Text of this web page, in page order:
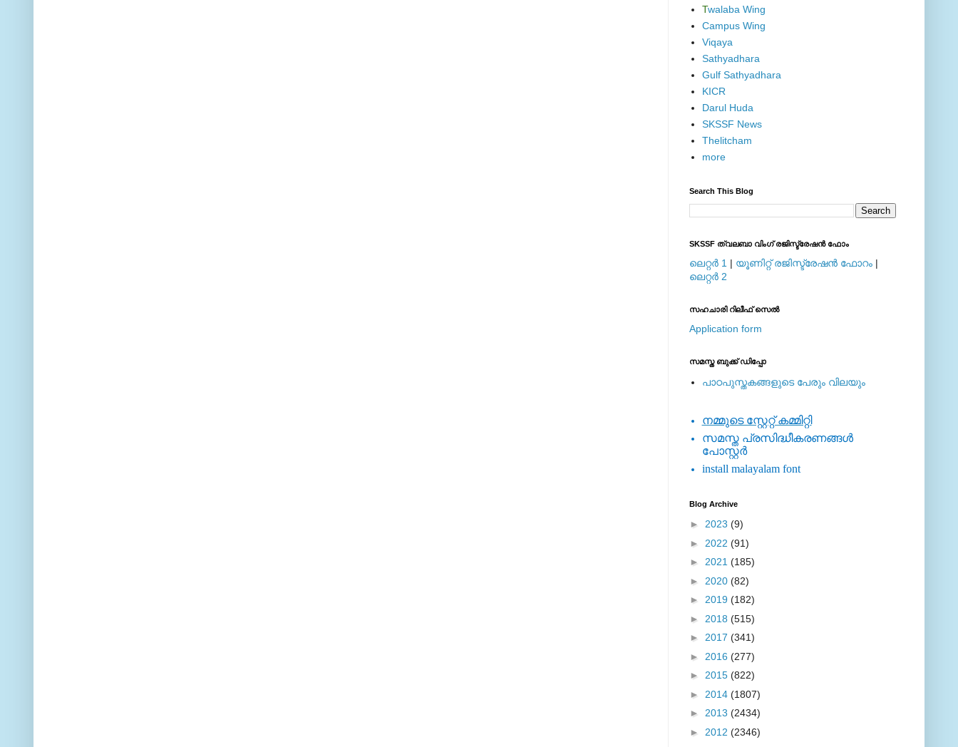
Twalaba Wing
Campus Wing
Viqaya
Sathyadhara
Gulf Sathyadhara
KICR
Darul Huda
SKSSF News
Thelitcham
more
Search This Blog
SKSSF ത്വലബാ വിംഗ് രജിസ്ട്രേഷന്‍ ഫോം
ലെറ്റര്‍ 1 | യൂണിറ്റ് രജിസ്ട്രേഷന്‍ ഫോറം |
ലെറ്റര്‍ 2
സഹചാരി റിലീഫ് സെല്‍
Application form
സമസ്ത ബുക്ക് ഡിപ്പോ
പാഠപുസ്തകങ്ങളുടെ പേരും വിലയും
നമ്മുടെ സ്റ്റേറ്റ് കമ്മിറ്റി
സമസ്ത പ്രസിദ്ധീകരണങ്ങള്‍
പോസ്റ്റര്‍
install malayalam font
Blog Archive
► 2023 (9)
► 2022 (91)
► 2021 (185)
► 2020 (82)
► 2019 (182)
► 2018 (515)
► 2017 (341)
► 2016 (277)
► 2015 (822)
► 2014 (1807)
► 2013 (2434)
► 2012 (2346)